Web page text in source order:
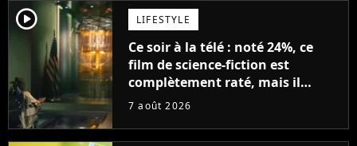
player2 LIFESTYLE
Ce soir à la télé : noté 24%, ce
film de science-fiction est
complètement raté, mais il
aurait pu être encore pire à
7 août 2026